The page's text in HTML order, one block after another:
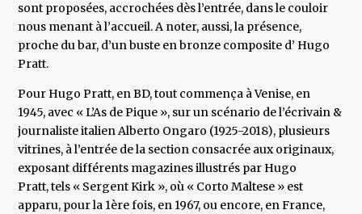
sont proposées, accrochées dès l’entrée, dans le couloir
nous menant à l’accueil. A noter, aussi, la présence,
proche du bar, d’un buste en bronze composite d’ Hugo
Pratt.
Pour Hugo Pratt, en BD, tout commença à Venise, en
1945, avec « L’As de Pique », sur un scénario de l’écrivain &
journaliste italien Alberto Ongaro (1925-2018), plusieurs
vitrines, à l’entrée de la section consacrée aux originaux,
exposant différents magazines illustrés par Hugo
Pratt, tels « Sergent Kirk », où « Corto Maltese » est
apparu, pour la 1ère fois, en 1967, ou encore, en France,